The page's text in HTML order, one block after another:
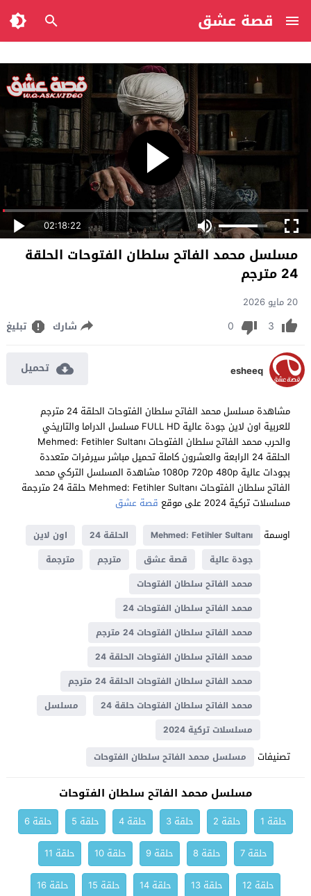
قصة عشق
02:18:22
مسلسل محمد الفاتح سلطان الفتوحات الحلقة
24 مترجم
20 مايو 2026
3
0 شارك تبليغ
esheeq تحميل
مشاهدة مسلسل محمد الفاتح سلطان الفتوحات الحلقة 24 مترجم
للعربية اون لاين جودة عالية FULL HD مسلسل الدراما والتاريخي
والحرب محمد الفاتح سلطان الفتوحات Mehmed: Fetihler Sultanı
الحلقة 24 الرابعة والعشرون كاملة تحميل مباشر سيرفرات متعددة
بجودات عالية 1080p 720p 480p مشاهدة المسلسل التركي محمد
الفاتح سلطان الفتوحات Mehmed: Fetihler Sultanı حلقة 24 مترجمة
مسلسلات تركية 2024 على موقع
قصة عشق
اوسمة
Mehmed: Fetihler Sultanı الحلقة 24
اون لاين
جودة عالية
قصة عشق مترجم
مترجمة
محمد الفاتح سلطان الفتوحات
محمد الفاتح سلطان الفتوحات 24
محمد الفاتح سلطان الفتوحات 24 مترجم
محمد الفاتح سلطان الفتوحات الحلقة 24
محمد الفاتح سلطان الفتوحات الحلقة 24 مترجم
محمد الفاتح سلطان الفتوحات حلقة 24
مسلسل
مسلسلات تركية 2024
تصنيفات مسلسل محمد الفاتح سلطان الفتوحات
مسلسل محمد الفاتح سلطان الفتوحات
حلقة 1 حلقة 2 حلقة 3 حلقة 4 حلقة 5
حلقة 6
حلقة 7
حلقة 8 حلقة 9 حلقة 10
حلقة 11
حلقة 12
حلقة 13 حلقة 14 حلقة 15
حلقة 16